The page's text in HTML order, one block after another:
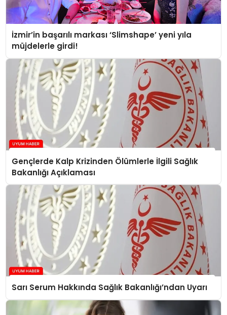
İzmir’in başarılı markası ‘Slimshape’ yeni yıla
müjdelerle girdi!
Gençlerde Kalp Krizinden Ölümlerle İlgili Sağlık
Bakanlığı Açıklaması
Sarı Serum Hakkında Sağlık Bakanlığı’ndan Uyarı